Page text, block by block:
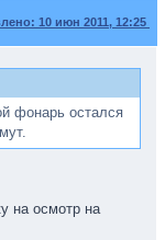
10 июн 2011, 12:25
фонарь остался
на осмотр на